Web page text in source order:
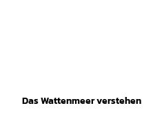
Das Wattenmeer verstehen